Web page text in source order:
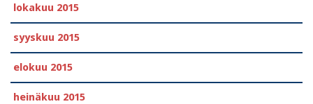
lokakuu 2015
syyskuu 2015
elokuu 2015
heinäkuu 2015